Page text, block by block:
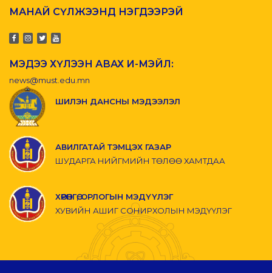
МАНАЙ СҮЛЖЭЭНД НЭГДЭЭРЭЙ
МЭДЭЭ ХҮЛЭЭН АВАХ И-МЭЙЛ:
news@must.edu.mn
ШИЛЭН ДАНСНЫ МЭДЭЭЛЭЛ
АВИЛГАТАЙ ТЭМЦЭХ ГАЗАР
ШУДАРГА НИЙГМИЙН ТӨЛӨӨ ХАМТДАА
ХӨРӨНГӨ, ОРЛОГЫН МЭДҮҮЛЭГ
ХУВИЙН АШИГ СОНИРХОЛЫН МЭДҮҮЛЭГ